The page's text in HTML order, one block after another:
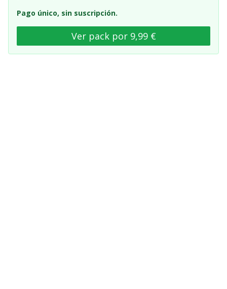
Pago único, sin suscripción.
Ver pack por 9,99 €